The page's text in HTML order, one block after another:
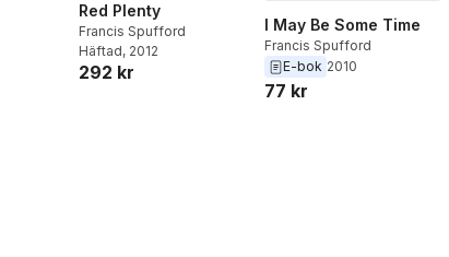
Red Plenty
Francis Spufford
Häftad, 2012
292 kr
I May Be Some Time
Francis Spufford
E-bok 2010
77 kr